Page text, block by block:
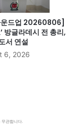
운드업 20260806]
방글라데시 전 총리,
서 연설
6, 2026
관합니다.